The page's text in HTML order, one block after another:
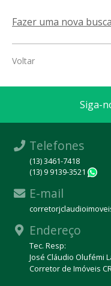
Fazer uma nova busca
Voltar
Siga-
Telefones
(13) 3461-7418
(13) 9 9139-3521
E-mail
Endereço
Tec. Resp:
José Cláudio Olufémi
Corretor de Imóveis